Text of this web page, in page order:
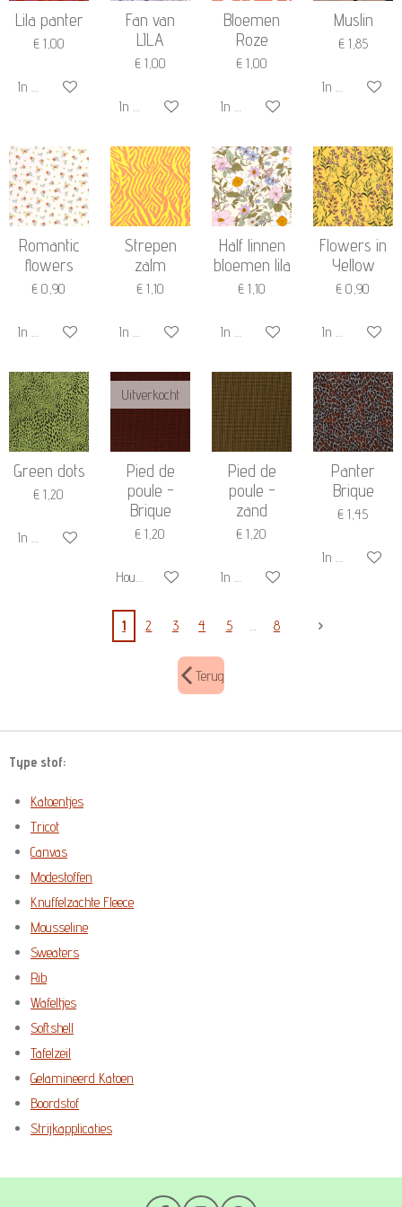
Lila panter
€ 1,00
In winkelwagen
Fan van
LILA
€ 1,00
In winkelwagen
Bloemen
Roze
€ 1,00
In winkelwagen
Muslin
€ 1,85
In
Romantic
flowers
€ 0,90
In winkelwagen
Strepen
zalm
€ 1,10
In winkelwagen
Half linnen
bloemen lila
€ 1,10
In winkelwagen
Flowers in
Yellow
€ 0,90
In
Green dots
€ 1,20
In winkelwagen
Uitverkocht
Pied de
poule -
Brique
€ 1,20
Houd mij op de hoogte
Pied de
poule -
zand
€ 1,20
In winkelwagen
Panter
Brique
€ 1,45
In
1 2 3 4 5 8
Terug
Type stof:
Katoentjes
Tricot
Canvas
Modestoffen
Knuffelzachte Fleece
Mousseline
Sweaters
Rib
Wafeltjes
Softshell
Tafelzeil
Gelamineerd Katoen
Boordstof
Strijkapplicaties